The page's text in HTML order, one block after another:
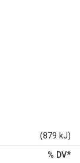
(879 kJ)
% DV*